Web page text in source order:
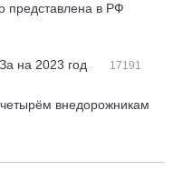
представлена в РФ
на 2023 год 17191
внедорожникам